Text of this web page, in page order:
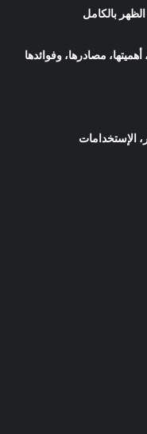
بالكامل
الإستخدامات